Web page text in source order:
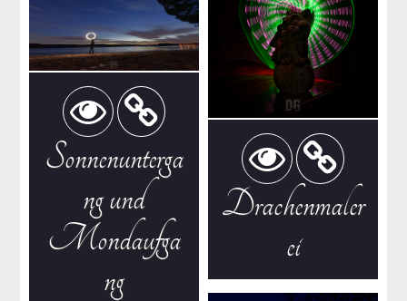
Drachenmaler
ei
Sonnenunterga
ng und
Mondaufga
ng